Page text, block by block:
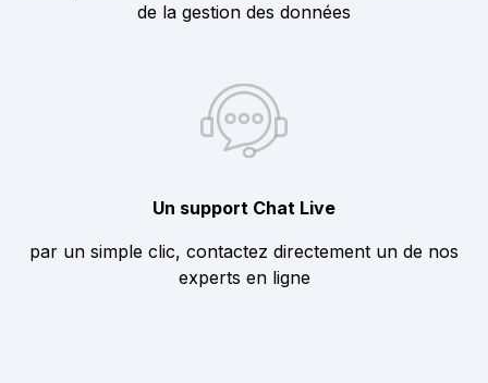
de la gestion des données
Un support Chat Live
par un simple clic, contactez directement un de nos
experts en ligne